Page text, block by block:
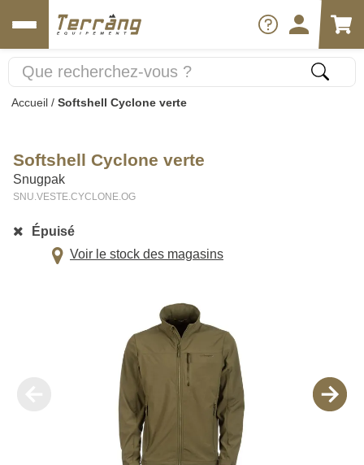
Accueil / Softshell Cyclone verte
Softshell Cyclone verte
Snugpak
SNU.VESTE.CYCLONE.OG
Épuisé
Voir le stock des magasins